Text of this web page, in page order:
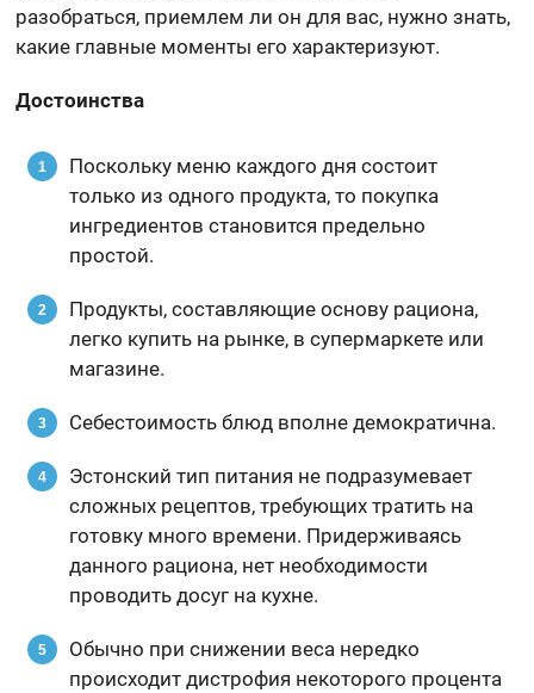
разобраться, приемлем ли он для вас, нужно знать,
какие главные моменты его характеризуют.
Достоинства
Поскольку меню каждого дня состоит
только из одного продукта, то покупка
ингредиентов становится предельно
простой.
Продукты, составляющие основу рациона,
легко купить на рынке, в супермаркете или
магазине.
Себестоимость блюд вполне демократична.
Эстонский тип питания не подразумевает
сложных рецептов, требующих тратить на
готовку много времени. Придерживаясь
данного рациона, нет необходимости
проводить досуг на кухне.
Обычно при снижении веса нередко
происходит дистрофия некоторого процента